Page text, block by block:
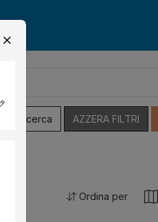
Ricerca AZZERA FILTRI
Ordina per